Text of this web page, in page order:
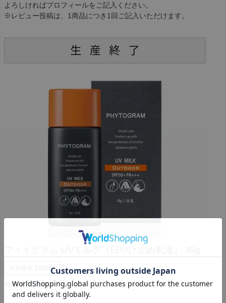
よろしければプロフィールをご記入ください。
※レビュー投稿は、1商品につき1回ご記入いただけます。
232201
価格 ¥2,530税込